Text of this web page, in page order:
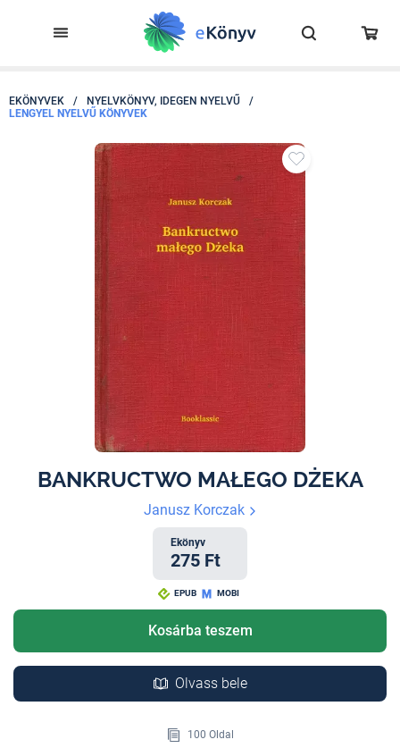
EKÖNYVEK / NYELVKÖNYV, IDEGEN NYELVŰ
/
LENGYEL NYELVŰ KÖNYVEK
BANKRUCTWO MAŁEGO DŻEKA
Janusz Korczak
Ekönyv
275 Ft
EPUB MOBI
Kosárba teszem
Olvass bele
100 Oldal